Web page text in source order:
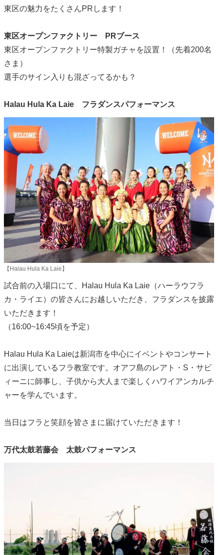
東区の魅力をたくさんPRします！
東区オープンファクトリー PRブース
東区オープンファクトリー特製ガチャを設置！（先着200名
さま）
選手のサイン入りも混ざってるかも？
Halau Hula Ka Laie フラダンスパフォーマンス
【Halau Hula Ka Laie】
試合前の入場口にて、Halau Hula Ka Laie（ハーラウフラ
カ・ライエ）の皆さんにお越しいただき、フラダンスを披露
いただきます！
（16:00~16:45頃を予定）
Halau Hula Ka Laieは新潟市を中心にイベントやコンサート
に出演しているフラ教室です。オアフ島のレアト・S・サビ
ィーニに師事し、子供から大人まで楽しくハワイアンカルチ
ャーを学んでいます。
当日はフラと笑顔を皆さまに届けていただきます！
万代太鼓若藤会 太鼓パフォーマンス